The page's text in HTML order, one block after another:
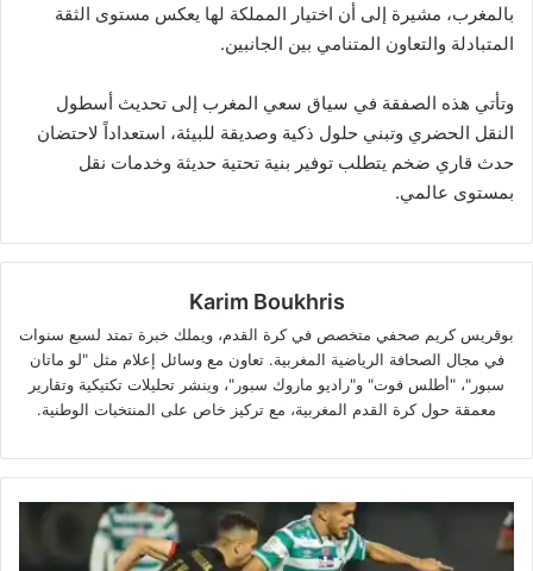
بالمغرب، مشيرة إلى أن اختيار المملكة لها يعكس مستوى الثقة
المتبادلة والتعاون المتنامي بين الجانبين.
وتأتي هذه الصفقة في سياق سعي المغرب إلى تحديث أسطول
النقل الحضري وتبني حلول ذكية وصديقة للبيئة، استعداداً لاحتضان
حدث قاري ضخم يتطلب توفير بنية تحتية حديثة وخدمات نقل
بمستوى عالمي.
Karim Boukhris
بوقريس كريم صحفي متخصص في كرة القدم، ويملك خبرة تمتد لسبع سنوات
في مجال الصحافة الرياضية المغربية. تعاون مع وسائل إعلام مثل "لو ماتان
سبور"، "أطلس فوت" و"راديو ماروك سبور"، وينشر تحليلات تكتيكية وتقارير
معمقة حول كرة القدم المغربية، مع تركيز خاص على المنتخبات الوطنية.
الجولة
الثانية